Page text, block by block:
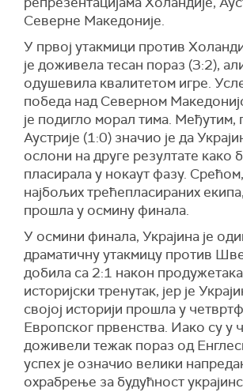
Северне Македоније.
У првој утакмици против
је доживела тесан пораз (3:2),
одушевила квалитетом игре.
победа над Северном
је подигло морал тима. Међутим,
Аустрије (1:0) значио је да
ослони на друге резултате како
пласирала у нокаут фазу.
најбољих трећепласираних
прошла у осмину финала.
У осмини финала, Украјина је
драматичну утакмицу против
добила са 2:1 након
историјски тренутак, јер је
својој историји прошла у
Европског првенства. Иако су у
доживели тежак пораз од
успех је означио велики
охрабрење за будућност